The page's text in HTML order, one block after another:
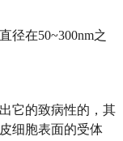
径在50~300nm之
它的致病性的，其
细胞表面的受体